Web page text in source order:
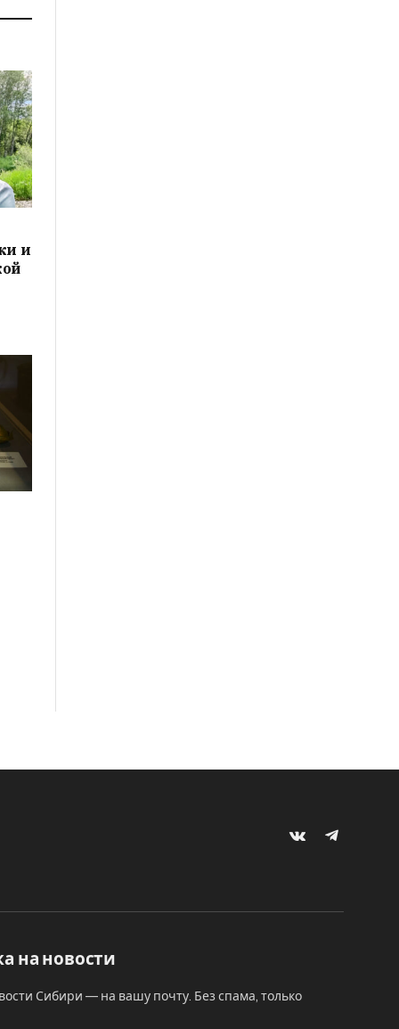
и
VKontakteTelegram
на новости
Сибири — на вашу почту. Без спама, только